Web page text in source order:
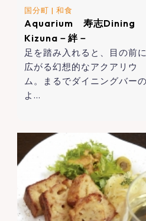
国分町 | 和食
Aquarium 寿志Dining
Kizuna－絆－
足を踏み入れると、目の前に
広がる幻想的なアクアリウ
ム。まるでダイニングバーの
よ…